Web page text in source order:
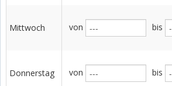
Mittwoch von bis
Donnerstag von bis